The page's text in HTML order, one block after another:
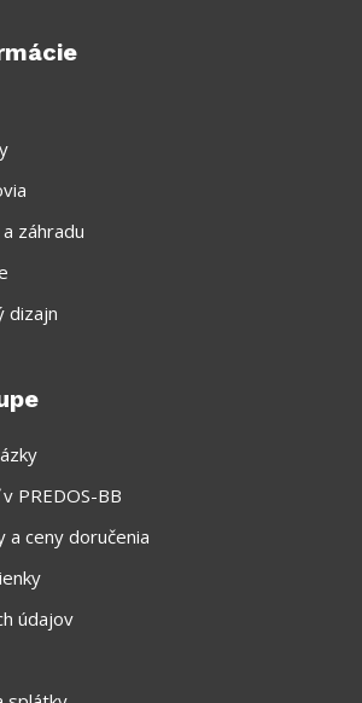
záhradu
dizajn
PREDOS-BB
a ceny doručenia
údajov